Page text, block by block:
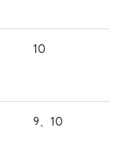
10
9、10